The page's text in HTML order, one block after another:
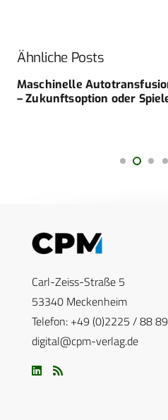
Ähnliche Posts
Maschinelle
– Zukunftsoption oder
Carl-Zeiss-Straße 5
53340 Meckenheim
Telefon: +49 (0)2225 / 88
digital@cpm-verlag.de